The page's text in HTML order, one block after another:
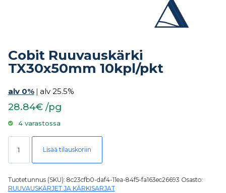
Cobit Ruuvauskärki
TX30x50mm 10kpl/pkt
alv 0% | alv 25.5%
28.84€ /pg
4 varastossa
Cobit Ruuvauskärki TX30x50mm 10kpl/pkt määrä
Lisää tilauskoriin
Tuotetunnus (SKU): 8c23cfb0-daf4-11ea-84f5-fa163ec26693 Osasto:
RUUVAUSKÄRJET JA KÄRKISARJAT